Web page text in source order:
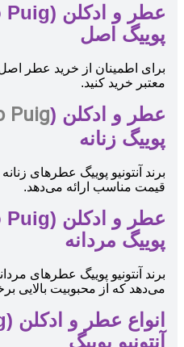
پوییگ اصل
برای اطمینان از خرید عطر اصل
معتبر خرید کنید.
عطر و ادکلن (Puig
پوییگ زنانه
برند آنتونیو پوییگ عطرهای
قیمت مناسب ارائه می‌دهد.
پوییگ مردانه
برند آنتونیو پوییگ عطرهای
می‌دهد که از محبوبیت بالایی
آنتونیو پوییگ